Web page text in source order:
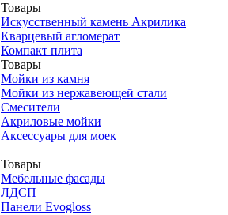
Товары
Искусственный камень Акрилика
Кварцевый агломерат
Компакт плита
Товары
Мойки из камня
Мойки из нержавеющей стали
Смесители
Акриловые мойки
Аксессуары для моек
Товары
Мебельные фасады
ЛДСП
Панели Evogloss